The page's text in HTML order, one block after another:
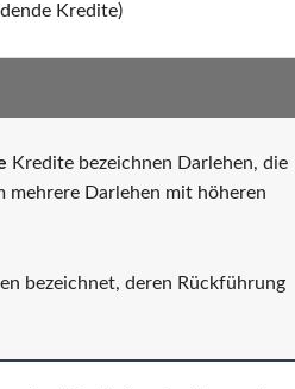
Kredite)
Kredite bezeichnen Darlehen, die
mehrere Darlehen mit höheren
bezeichnet, deren Rückführung